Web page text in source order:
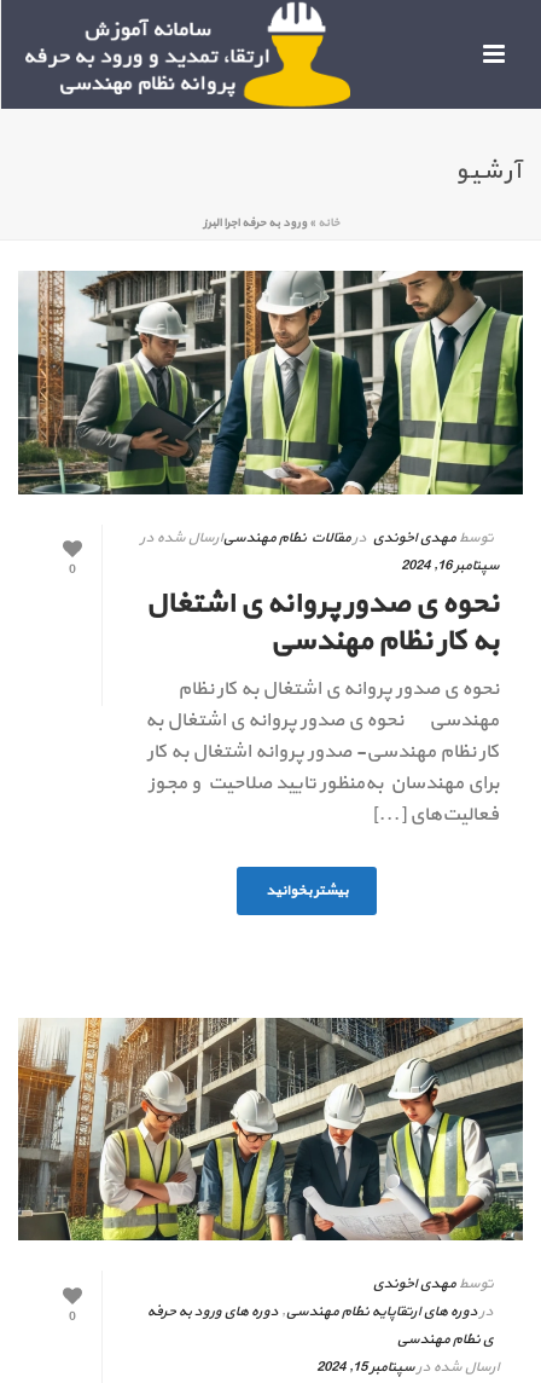
آرشیو
خانه »ورود به حرفه اجرا البرز
0
توسطمهدی اخوندی درمقالات نظام مهندسیارسال شده در
سپتامبر 16, 2024
نحوه ی صدور پروانه ی اشتغال
به کار نظام مهندسی
نحوه ی صدور پروانه ی اشتغال به کار نظام
مهندسی نحوه ی صدور پروانه ی اشتغال به
کار نظام مهندسی- صدور پروانه اشتغال به کار
برای مهندسان به‌منظور تایید صلاحیت و مجوز
فعالیت‌های [...]
بیشتر بخوانید
0
توسطمهدی اخوندی
دردوره های ارتقاپایه نظام مهندسی,دوره های ورود به حرفه
ی نظام مهندسی
ارسال شده درسپتامبر 15, 2024